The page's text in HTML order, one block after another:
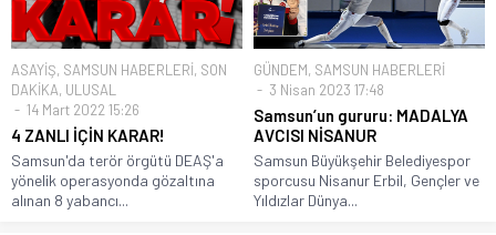
ASAYİŞ, SAMSUN HABERLERİ, SON
DAKİKA, ULUSAL
14 Mart 2022 15:26
4 ZANLI İÇİN KARAR!
Samsun'da terör örgütü DEAŞ'a
yönelik operasyonda gözaltına
alınan 8 yabancı...
GÜNDEM, SAMSUN HABERLERİ
3 Nisan 2023 17:48
Samsun’un gururu: MADALYA
AVCISI NİSANUR
Samsun Büyükşehir Belediyespor
sporcusu Nisanur Erbil, Gençler ve
Yıldızlar Dünya...